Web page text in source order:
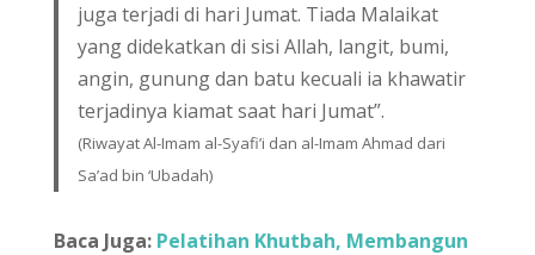
juga terjadi di hari Jumat. Tiada Malaikat
yang didekatkan di sisi Allah, langit, bumi,
angin, gunung dan batu kecuali ia khawatir
terjadinya kiamat saat hari Jumat”.
(Riwayat Al-Imam al-Syafi’i dan al-Imam Ahmad dari
Sa’ad bin ‘Ubadah)
Baca Juga: Pelatihan Khutbah, Membangun